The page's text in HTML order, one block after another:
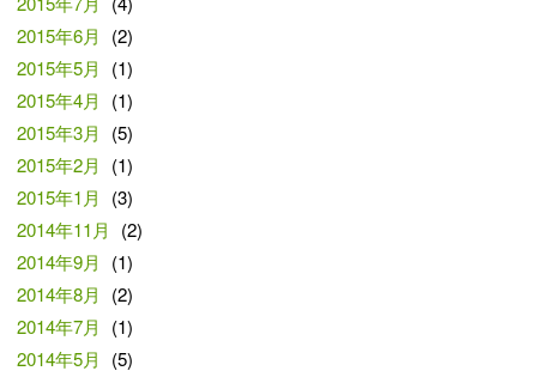
2015年6月
(2)
2015年5月
(1)
2015年4月
(1)
2015年3月
(5)
2015年2月
(1)
2015年1月
(3)
2014年11月
(2)
2014年9月
(1)
2014年8月
(2)
2014年7月
(1)
2014年5月
(5)